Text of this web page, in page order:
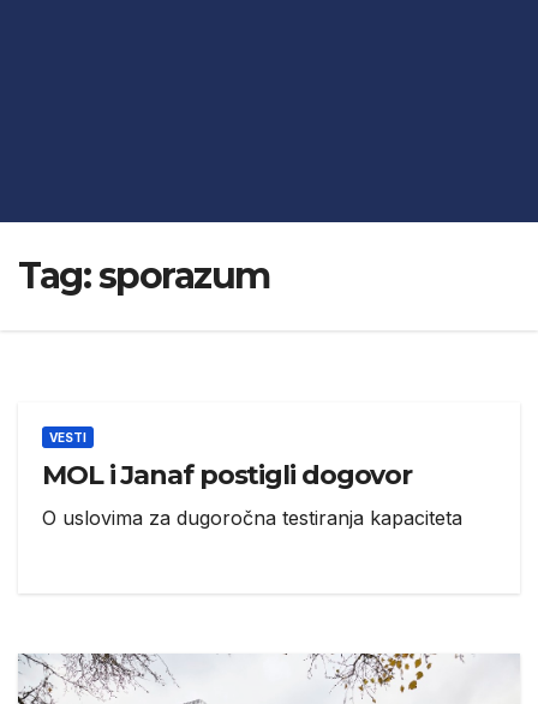
Tag:sporazum
VESTI
MOL i Janaf postigli dogovor
O uslovima za dugoročna testiranja kapaciteta